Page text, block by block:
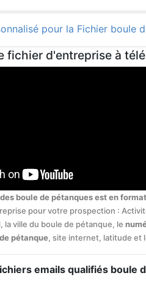
pour la Fichier boule
fichier d'entreprise à
boule de pétanques est en
pour votre prospection :
la ville du boule de pétanque, le
pétanque, site internet, latitude et
emails qualifiés boule